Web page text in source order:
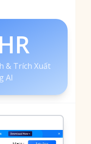
& Trích Xuất
AI